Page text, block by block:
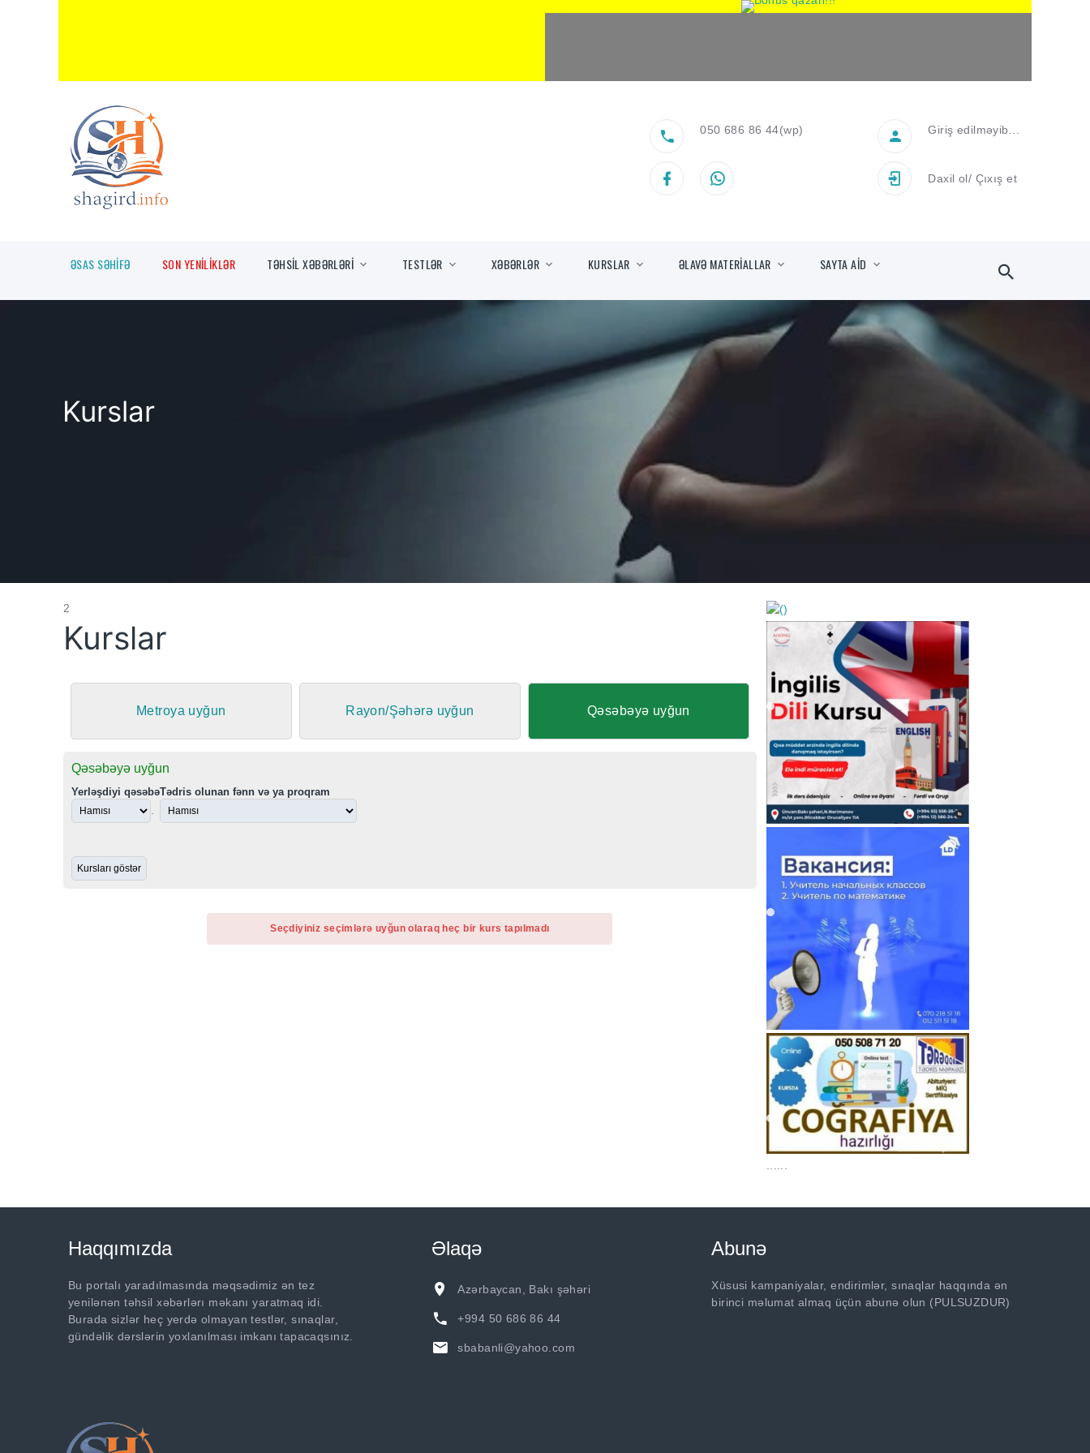
050 686 86 44(wp) Giriş edilməyib...
Daxil ol/ Çıxış et
ƏSAS SƏHİFƏ SON YENİLİKLƏR TƏHSİL XƏBƏRLƏRİ TESTLƏR XƏBƏRLƏR KURSLAR ƏLAVƏ MATERİALLAR SAYTA AİD
Kurslar
2
Kurslar
Metroya uyğun Rayon/Şəhərə uyğun Qəsəbəyə uyğun
Qəsəbəyə uyğun
Yerləşdiyi qəsəbə
.
Tədris olunan fənn və ya proqram
Seçdiyiniz seçimlərə uyğun olaraq heç bir kurs tapılmadı
https://wa.me/994552244433
Haqqımızda
Bu portalı yaradılmasında məqsədimiz ən tez
yenilənən təhsil xəbərlərı məkanı yaratmaq idi.
Burada sizlər heç yerdə olmayan testlər, sınaqlar,
gündəlik dərslərin yoxlanılması imkanı tapacaqsınız.
Əlaqə
Azərbaycan, Bakı şəhəri
+994 50 686 86 44
sbabanli@yahoo.com
Abunə
Xüsusi kampaniyalar, endirimlər, sınaqlar haqqında ən
birinci məlumat almaq üçün abunə olun (PULSUZDUR)